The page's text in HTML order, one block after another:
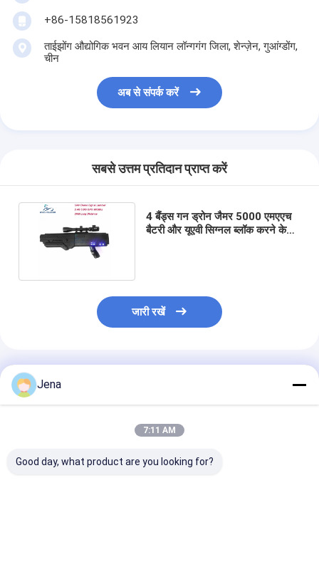
+86-15818561923
ताईझोंग औद्योगिक भवन आय लियान लॉन्गगंग जिला, शेन्ज़ेन, गुआंग्डोंग,
चीन
अब से संपर्क करें
सबसे उत्तम प्रतिदान प्राप्त करें
4 बैंड्स गन ड्रोन जैमर 5000 एमएएच
बैटरी और यूएवी सिग्नल ब्लॉक करने के
जारी रखें
अनुशंसित उत्पाद
Jena
7:11 AM
Good day, what product are you looking for?